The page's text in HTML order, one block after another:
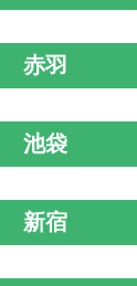
赤羽
池袋
新宿